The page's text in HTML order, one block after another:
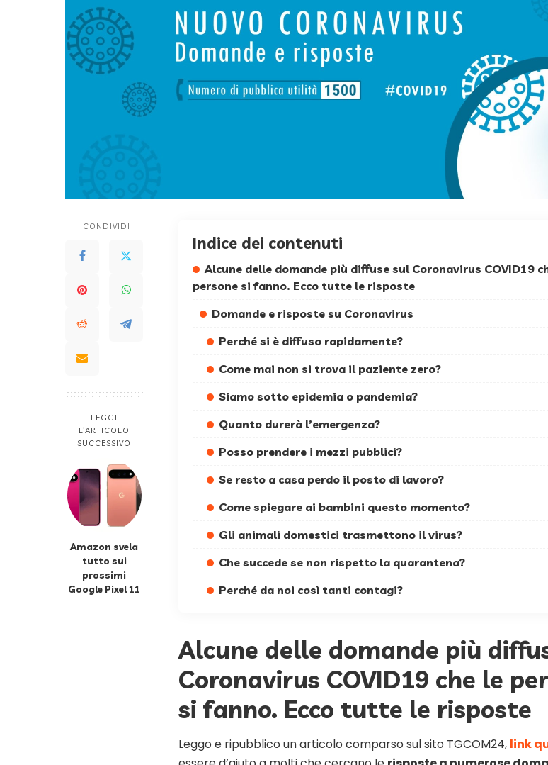
CONDIVIDI
LEGGI
L’ARTICOLO
SUCCESSIVO
Amazon svela
tutto sui
prossimi
Google Pixel 11
Indice dei contenuti
Alcune delle domande più diffuse sul Coronavirus COVID19
persone si fanno. Ecco tutte le risposte
Domande e risposte su Coronavirus
Perché si è diffuso rapidamente?
Come mai non si trova il paziente zero?
Siamo sotto epidemia o pandemia?
Quanto durerà l’emergenza?
Posso prendere i mezzi pubblici?
Se resto a casa perdo il posto di lavoro?
Come spiegare ai bambini questo momento?
Gli animali domestici trasmettono il virus?
Che succede se non rispetto la quarantena?
Perché da noi così tanti contagi?
Alcune delle domande più
Coronavirus COVID19 che le
si fanno. Ecco tutte le risposte
Leggo e ripubblico un articolo comparso sul sito TGCOM24, link